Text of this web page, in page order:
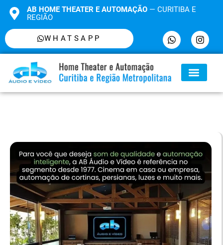
AB HOME THEATER E AUTOMAÇÃO— CURITIBA E
REGIÃO
WHATSAPP